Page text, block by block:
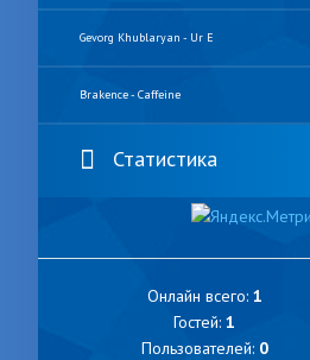
Gevorg Khublaryan - Ur E
Brakence - Caffeine
Статистика
Онлайн всего: 1
Гостей: 1
Пользователей: 0